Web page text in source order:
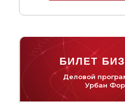
Деловой
Урбан
БИЛЕТ